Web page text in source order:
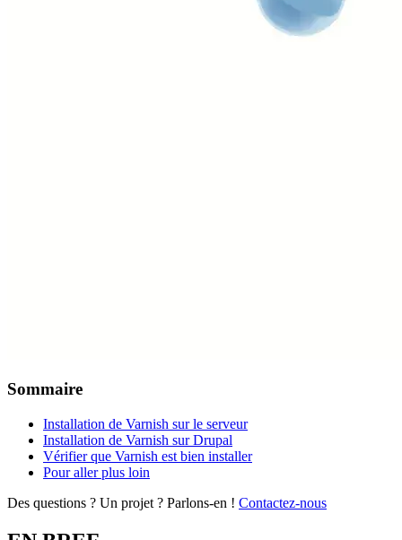
Sommaire
Installation de Varnish sur le serveur
Installation de Varnish sur Drupal
Vérifier que Varnish est bien installer
Pour aller plus loin
Des questions ? Un projet ? Parlons-en ! Contactez-nous